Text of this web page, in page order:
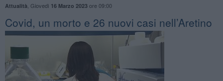
Attualità Giovedì 16 Marzo 2023ore 09:00
Covid, un morto e 26 nuovi casi nell’Aretino